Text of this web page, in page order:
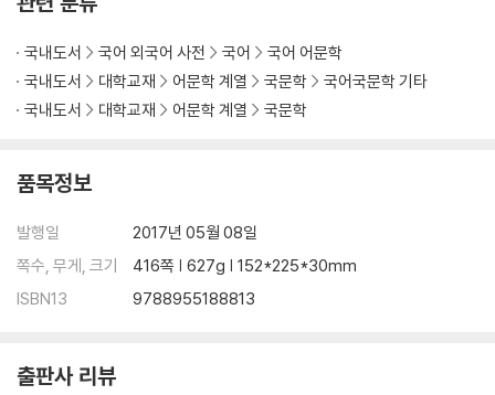
4.2 기회 표현
4.3 대립 표현
: -지만, -는데, -으나, -은/는 반면에, -은/는 대신에, -는가 하면, -으되
4.4 목적 표현
: -고, -고서, -어서, -고 나서, -은 다음에, -은 후에, -은 뒤에
: -으며, -으면서, -을 때, -는 동안에, -는 중에, -는 가운데, -는 사이에,
-는 도중에, -는 동시에
4.7 양보 표현
4.8 원인 및 이유 표현
국내도서 국어 외국어 사전 국어
국어 어문학
국내도서
대학교재 어문학 계열 국문학
국어국문학 기타
국내도서
대학교재 어문학 계열 국문학
품목정보
발행일
2017년 05월 08일
쪽수, 무게, 크기
416쪽 | 627g | 152*225*30mm
ISBN13
9788955188813
출판사 리뷰